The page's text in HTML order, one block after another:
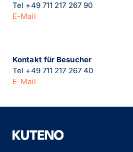
Tel +49 711 217 267 90
E-Mail
Kontakt für Besucher
Tel +49 711 217 267 40
E-Mail